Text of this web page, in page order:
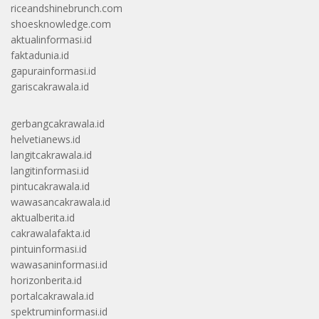
riceandshinebrunch.com
shoesknowledge.com
aktualinformasi.id
faktadunia.id
gapurainformasi.id
gariscakrawala.id
gerbangcakrawala.id
helvetianews.id
langitcakrawala.id
langitinformasi.id
pintucakrawala.id
wawasancakrawala.id
aktualberita.id
cakrawalafakta.id
pintuinformasi.id
wawasaninformasi.id
horizonberita.id
portalcakrawala.id
spektruminformasi.id